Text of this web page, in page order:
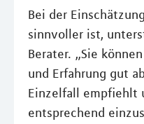
Bei der
sinnvoller ist,
Berater. „Sie
und Erfahrung gut
Einzelfall empfiehlt
entsprechend